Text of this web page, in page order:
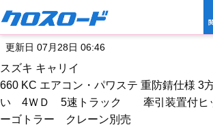
更新日 07月28日 06:46
スズキ キャリイ
660 KC エアコン・パワステ 重防錆仕様 3
い 4ＷＤ 5速トラック 牽引装置付ヒ
ーゴトラー クレーン別売